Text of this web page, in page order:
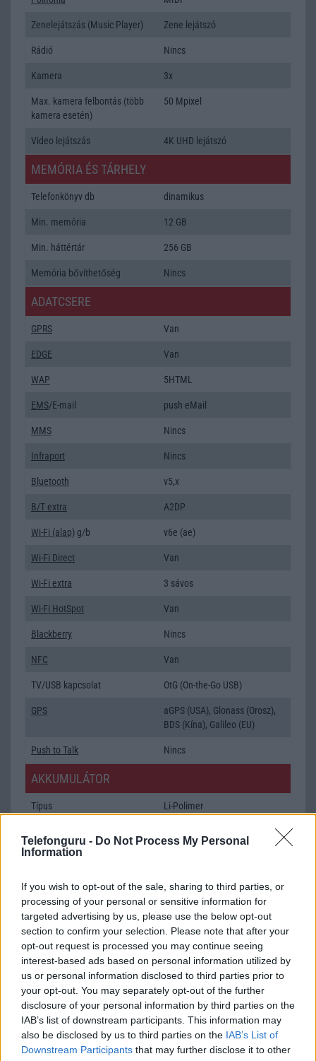
Telefonguru - Do Not Process My Personal
Information
If you wish to opt-out of the sale, sharing to third parties, or
processing of your personal or sensitive information for
targeted advertising by us, please use the below opt-out
section to confirm your selection. Please note that after your
opt-out request is processed you may continue seeing
interest-based ads based on personal information utilized by
us or personal information disclosed to third parties prior to
your opt-out. You may separately opt-out of the further
disclosure of your personal information by third parties on the
IAB’s list of downstream participants. This information may
also be disclosed by us to third parties on the IAB’s List of
Downstream Participants that may further disclose it to other
Zenelejátszás (Music Player) Zene lejátszó
Rádió Nincs
Kamera 3x
Max. kamera felbontás (több
kamera esetén)
50 Mpixel
Video lejátszás 4K UHD lejátszó
MEMÓRIA ÉS TÁRHELY
Telefonkönyv db dinamikus
Min. memória 12 GB
Min. háttértár 256 GB
Memória bővíthetőség Nincs
ADATCSERE
GPRS Van
EDGE Van
WAP 5HTML
EMS/E-mail push eMail
MMS Nincs
Infraport Nincs
Bluetooth v5,x
B/T extra A2DP
Wi-Fi (alap) g/b v6e (ae)
Wi-Fi Direct Van
Wi-Fi extra 3 sávos
Wi-Fi HotSpot Van
Blackberry Nincs
NFC Van
TV/USB kapcsolat OtG (On-the-Go USB)
GPS
aGPS (USA), Glonass (Orosz),
BDS (Kína), Galileo (EU)
Push to Talk Nincs
AKKUMULÁTOR
Típus Li-Polimer
Cserélhetőség
(Power Bank)
Gyorstöltés
ALKALMAZÁSOK ÉS ÉRZÉKELŐK
Java
Flash/Ujjlenyomat olvasó Fingerprint sensor
SNS integráció alap szolgáltatás
Organizer alap szolgáltatás
T9 szótár alkalmazás független szótár